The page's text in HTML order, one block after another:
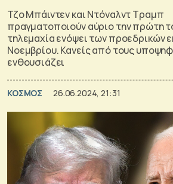
Τζο Μπάιντεν και Ντόναλντ Τραμπ
πραγματοποιούν αύριο την πρώτη
τηλεμαχία ενόψει των προεδρικών
Νοεμβρίου. Κανείς από τους
ενθουσιάζει
ΚΟΣΜΟΣ 26.06.2024, 21:31